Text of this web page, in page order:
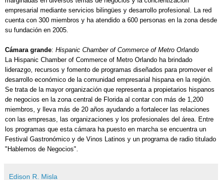
empresarial mediante servicios bilingües y desarrollo profesional. La red
cuenta con 300 miembros y ha atendido a 600 personas en la zona desde
su fundación en 2005.
Cámara grande: Hispanic Chamber of Commerce of Metro Orlando
La Hispanic Chamber of Commerce of Metro Orlando ha brindado
liderazgo, recursos y fomento de programas diseñados para promover el
desarrollo económico de la comunidad empresarial hispana en la región.
Se trata de la mayor organización que representa a propietarios hispanos
de negocios en la zona central de Florida al contar con más de 1,200
miembros, y lleva más de 20 años ayudando a fortalecer las relaciones
con las empresas, las organizaciones y los profesionales del área. Entre
los programas que esta cámara ha puesto en marcha se encuentra un
Festival Gastronómico y de Vinos Latinos y un programa de radio titulado
"Hablemos de Negocios".
Edison R. Misla